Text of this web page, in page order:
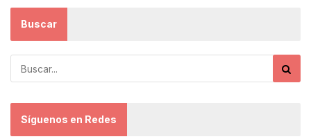
Buscar
Síguenos en Redes